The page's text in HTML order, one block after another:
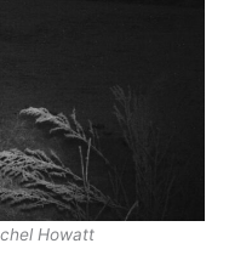
Howatt